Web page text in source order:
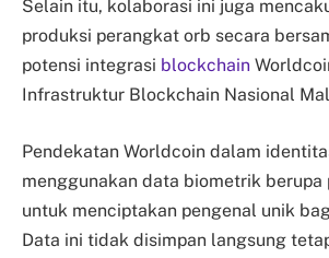
Selain itu, kolaborasi ini juga
produksi perangkat orb secara
potensi integrasi blockchain
Infrastruktur Blockchain Nasional
Pendekatan Worldcoin dalam
menggunakan data biometrik berupa
untuk menciptakan pengenal unik
Data ini tidak disimpan langsung